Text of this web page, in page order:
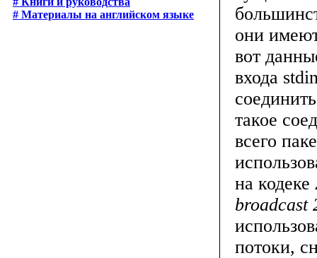
# Материалы на английском языке
они
вот
входа
такое
всего
на кодеке
broadcast
потоки,